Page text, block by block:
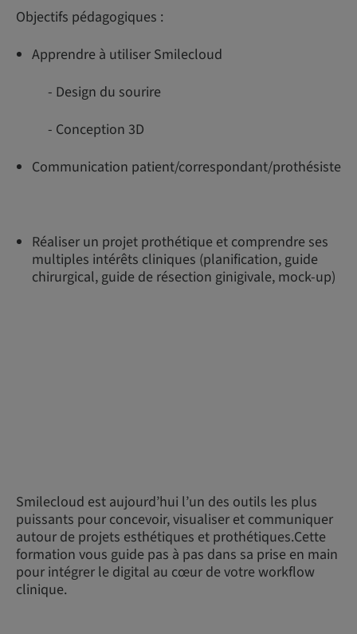
Objectifs pédagogiques :
Apprendre à utiliser Smilecloud
- Design du sourire
- Conception 3D
Communication patient/correspondant/prothésiste
Réaliser un projet prothétique et comprendre ses
multiples intérêts cliniques (planification, guide
chirurgical, guide de résection ginigivale, mock-up)
Smilecloud est aujourd’hui l’un des outils les plus
puissants pour concevoir, visualiser et communiquer
autour de projets esthétiques et prothétiques.Cette
formation vous guide pas à pas dans sa prise en main
pour intégrer le digital au cœur de votre workflow
clinique.